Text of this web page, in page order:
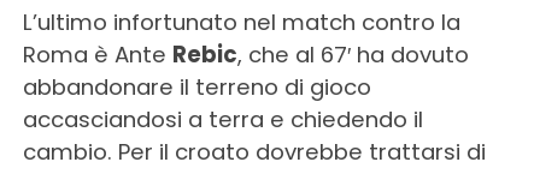
L’ultimo infortunato nel match contro la
Roma è Ante Rebic, che al 67′ ha dovuto
abbandonare il terreno di gioco
accasciandosi a terra e chiedendo il
cambio. Per il croato dovrebbe trattarsi di